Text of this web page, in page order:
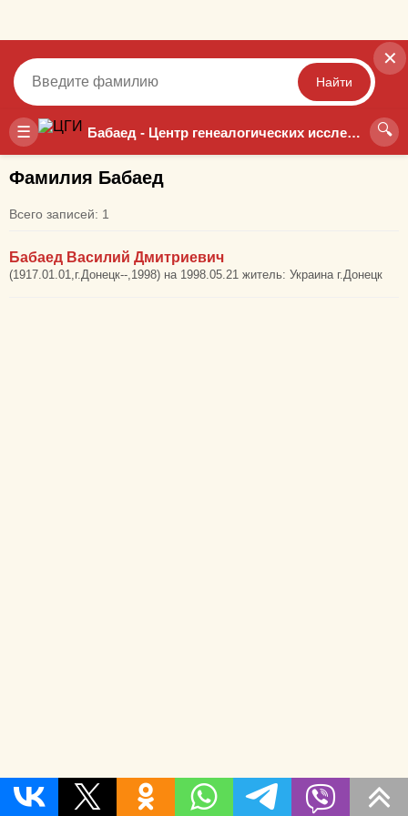
☰ Бабаед - Центр генеалогических исследований 🔍
✕
Найти
Точный Неточный
Фамилия Бабаед
Всего записей: 1
Бабаед Василий Дмитриевич
(1917.01.01,г.Донецк--,1998) на 1998.05.21 житель: Украина г.Донецк